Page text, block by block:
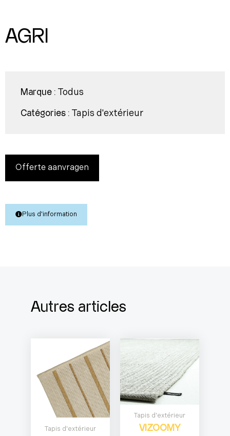
AGRI
Marque : Todus
Catégories : Tapis d'extérieur
Offerte aanvragen
Plus d'information
Autres articles
Tapis d'extérieur
Tapis d'extérieur
VIZOOMY